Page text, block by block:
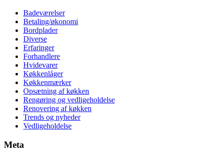
Badeværelser
Betaling/økonomi
Bordplader
Diverse
Erfaringer
Forhandlere
Hvidevarer
Køkkenlåger
Køkkenmærker
Opsætning af køkken
Rengøring og vedligeholdelse
Renovering af køkken
Trends og nyheder
Vedligeholdelse
Meta